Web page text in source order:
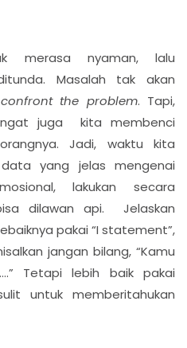
merasa nyaman, lalu
Masalah tak akan
confront the problem. Tapi,
juga kita membenci
Jadi, waktu kita
yang jelas mengenai
lakukan secara
dilawan api. Jelaskan
pakai “I statement”,
jangan bilang, “Kamu
Tetapi lebih baik pakai
untuk memberitahukan